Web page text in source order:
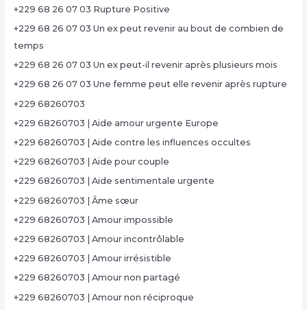
+229 68 26 07 03 Rupture Positive
+229 68 26 07 03 Un ex peut revenir au bout de combien de
temps
+229 68 26 07 03 Un ex peut-il revenir après plusieurs mois
+229 68 26 07 03 Une femme peut elle revenir après rupture
+229 68260703
+229 68260703 | Aide amour urgente Europe
+229 68260703 | Aide contre les influences occultes
+229 68260703 | Aide pour couple
+229 68260703 | Aide sentimentale urgente
+229 68260703 | Âme sœur
+229 68260703 | Amour impossible
+229 68260703 | Amour incontrôlable
+229 68260703 | Amour irrésistible
+229 68260703 | Amour non partagé
+229 68260703 | Amour non réciproque